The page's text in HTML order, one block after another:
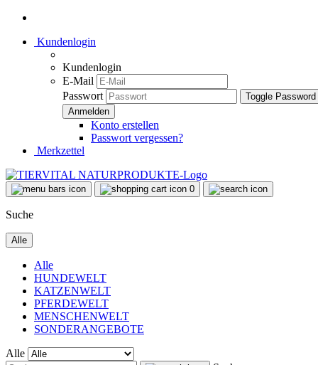
Kundenlogin
Kundenlogin
E-Mail
Passwort
Toggle
Konto erstellen
Passwort vergessen?
Merkzettel
0
Suche
Alle
Alle
HUNDEWELT
KATZENWELT
PFERDEWELT
MENSCHENWELT
SONDERANGEBOTE
Alle